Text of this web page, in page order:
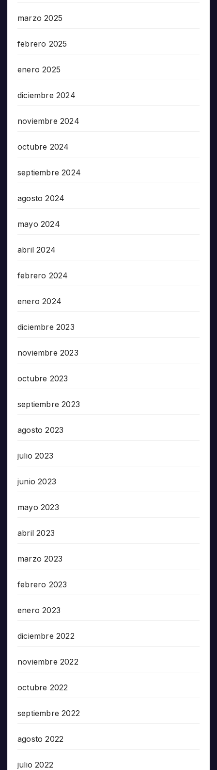
marzo 2025
febrero 2025
enero 2025
diciembre 2024
noviembre 2024
octubre 2024
septiembre 2024
agosto 2024
mayo 2024
abril 2024
febrero 2024
enero 2024
diciembre 2023
noviembre 2023
octubre 2023
septiembre 2023
agosto 2023
julio 2023
junio 2023
mayo 2023
abril 2023
marzo 2023
febrero 2023
enero 2023
diciembre 2022
noviembre 2022
octubre 2022
septiembre 2022
agosto 2022
julio 2022